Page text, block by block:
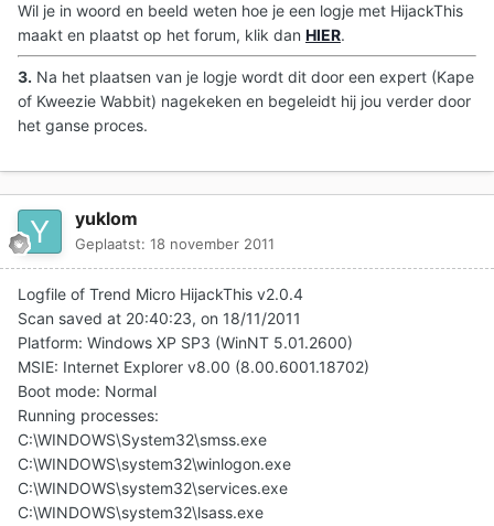
Wil je in woord en beeld weten hoe je een logje met HijackThis
maakt en plaatst op het forum, klik dan HIER.
3. Na het plaatsen van je logje wordt dit door een expert (Kape
of Kweezie Wabbit) nagekeken en begeleidt hij jou verder door
het ganse proces.
yuklom
Geplaatst: 18 november 2011
Logfile of Trend Micro HijackThis v2.0.4
Scan saved at 20:40:23, on 18/11/2011
Platform: Windows XP SP3 (WinNT 5.01.2600)
MSIE: Internet Explorer v8.00 (8.00.6001.18702)
Boot mode: Normal
Running processes:
C:\WINDOWS\System32\smss.exe
C:\WINDOWS\system32\winlogon.exe
C:\WINDOWS\system32\services.exe
C:\WINDOWS\system32\lsass.exe